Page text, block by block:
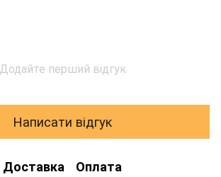
Додайте перший відгук
Написати відгук
Доставка Оплата